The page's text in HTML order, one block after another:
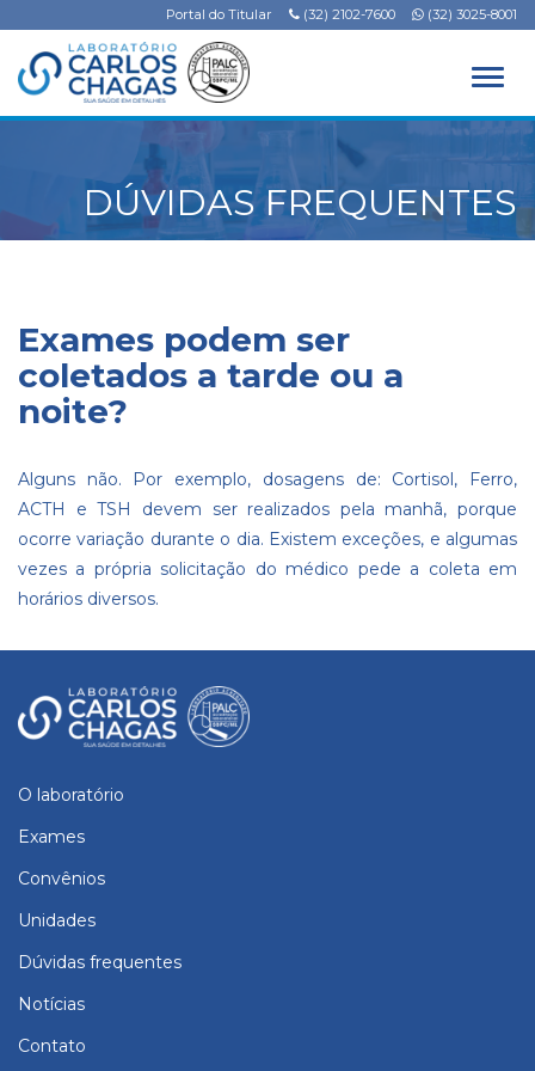
Portal do Titular (32) 2102-7600 (32) 3025-8001
DÚVIDAS FREQUENTES
Exames podem ser
coletados a tarde ou a
noite?
Alguns não. Por exemplo, dosagens de: Cortisol, Ferro,
ACTH e TSH devem ser realizados pela manhã, porque
ocorre variação durante o dia. Existem exceções, e algumas
vezes a própria solicitação do médico pede a coleta em
horários diversos.
O laboratório
Exames
Convênios
Unidades
Dúvidas frequentes
Notícias
Contato